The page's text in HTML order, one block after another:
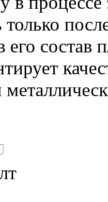
только
состав